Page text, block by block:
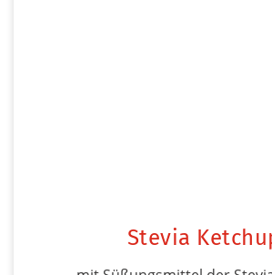
Stevia